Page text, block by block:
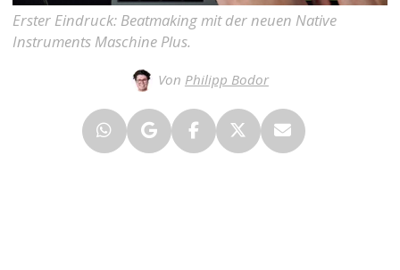
Erster Eindruck: Beatmaking mit der neuen Native
Instruments Maschine Plus.
Von Philipp Bodor